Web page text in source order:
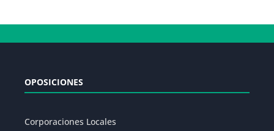
OPOSICIONES
Corporaciones Locales